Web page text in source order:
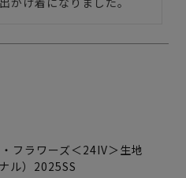
フラワーズ＜24IV＞生地
ル）2025SS